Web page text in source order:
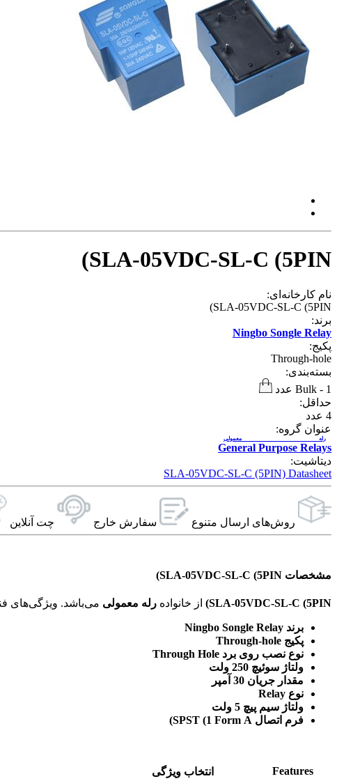
SLA-05VDC-SL-C (5PIN)
نام کارخانه‌ای:
SLA-05VDC-SL-C (5PIN)
برند:
Ningbo Songle Relay
پکیج:
Through-hole
بسته‌بندی:
Bulk - 1 عدد
حداقل:
4 عدد
عنوان گروه:
General Purpose Relays
رله معمولی
دیتاشیت:
SLA-05VDC-SL-C (5PIN) Datasheet
روش‌های ارسال‌ متنوع سفارش خارج چت آنلاین
مشخصات SLA-05VDC-SL-C (5PIN)
SLA-05VDC-SL-C (5PIN) از خانواده رله معمولی
برند Ningbo Songle Relay
پکیج Through-hole
نوع نصب روی برد Through Hole
ولتاژ سوئیچ 250 ولت
مقدار جریان 30 آمپر
نوع Relay
ولتاژ سیم پیچ 5 ولت
فرم اتصال SPST (1 Form A)
Features
انتخاب ویژگی